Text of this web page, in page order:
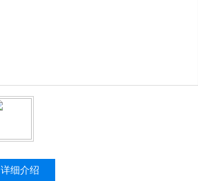
详细介绍